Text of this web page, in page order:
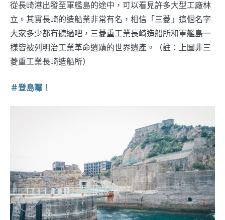
從長崎港出發至軍艦島的途中，可以看見許多大型工廠林
立。其實長崎的造船業非常有名，相信「三菱」這個名字
大家多少都有聽過吧，三菱重工業長崎造船所和軍艦島一
樣皆被列明治工業革命遺蹟的世界遺產。（註：上圖非三
菱重工業長崎造船所）
＃登島囉！